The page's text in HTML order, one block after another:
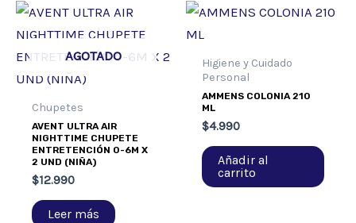
AGOTADO
Chupetes
AVENT ULTRA AIR
NIGHTTIME CHUPETE
ENTRETENCIÓN 0-6M X
2 UND (NIÑA)
$12.990
Leer más
Higiene y Cuidado
Personal
AMMENS COLONIA 210
ML
$4.990
Añadir al
carrito